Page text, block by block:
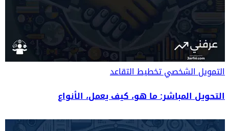
التمويل الشخصيتخطيط التقاعد
التحويل المباشر: ما هو، كيف يعمل، الأنواع